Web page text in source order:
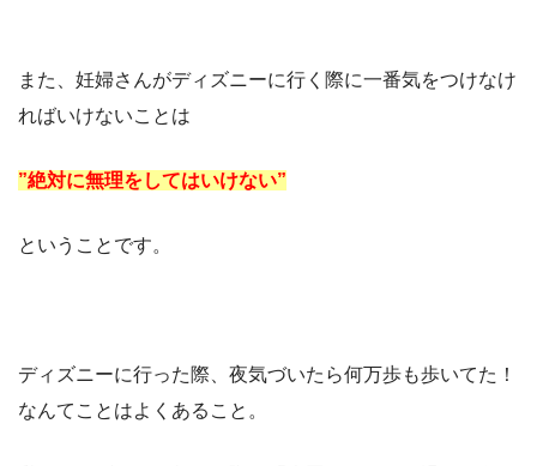
また、妊婦さんがディズニーに行く際に一番気をつけなけ
ればいけないことは
”絶対に無理をしてはいけない”
ということです。
ディズニーに行った際、夜気づいたら何万歩も歩いてた！
なんてことはよくあること。